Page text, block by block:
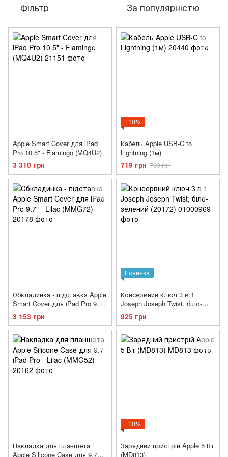
Фільтр За популярністю
Apple Smart Cover для iPad
Pro 10.5" - Flamingo (MQ4U2)
3 310 грн
−10%
Кабель Apple USB-C to
Lightning (1м)
719 грн 799 грн
Обкладинка - підставка Apple
Smart Cover для iPad Pro 9.7"
- Lilac (MMG72)
3 153 грн
Новинка
Консервний ключ 3 в 1
Joseph Joseph Twist, біло-
зелений (20172)
925 грн
Накладка для планшета
Apple Silicone Case для 9.7
−10%
Зарядний пристрій Apple 5 Вт
(MD813)